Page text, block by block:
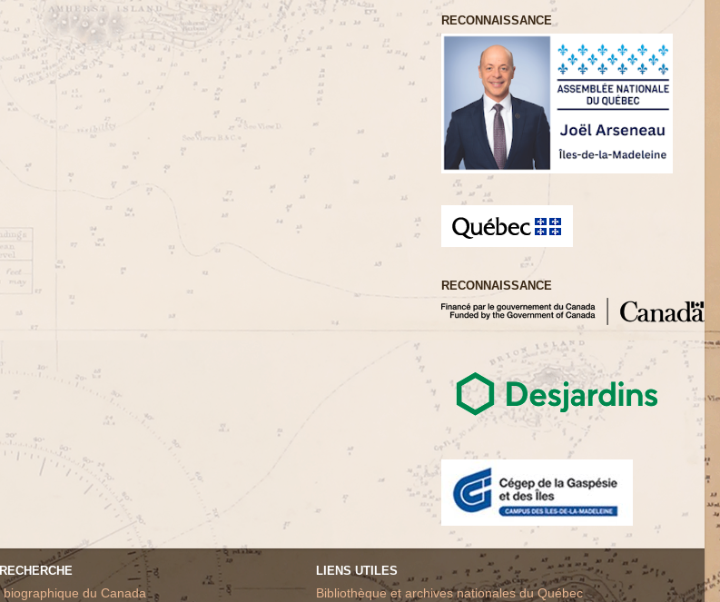
RECONNAISSANCE
RECONNAISSANCE
biographique du Canada
LIENS UTILES
Bibliothèque et archives nationales du Québec